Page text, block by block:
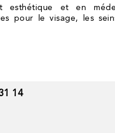
esthétique et en
pour le visage, les
14